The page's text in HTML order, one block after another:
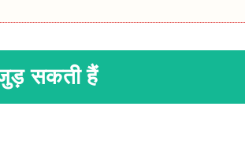
सकती हैं